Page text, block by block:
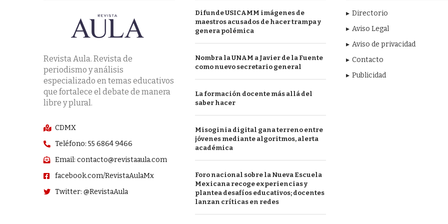
Revista Aula. Revista de
periodismo y análisis
especializado en temas educativos
que fortalece el debate de manera
libre y plural.
CDMX
Teléfono: 55 6864 9466
Email: contacto@revistaaula.com
facebook.com/RevistaAulaMx
Twitter: @RevistaAula
Difunde USICAMM imágenes de
maestros acusados de hacer trampa y
genera polémica
Nombra la UNAM a Javier de la Fuente
como nuevo secretario general
La formación docente más allá del
saber hacer
Misoginia digital gana terreno entre
jóvenes mediante algoritmos, alerta
académica
Foro nacional sobre la Nueva Escuela
Mexicana recoge experiencias y
plantea desafíos educativos; docentes
lanzan críticas en redes
Directorio
Aviso Legal
Aviso de privacidad
Contacto
Publicidad